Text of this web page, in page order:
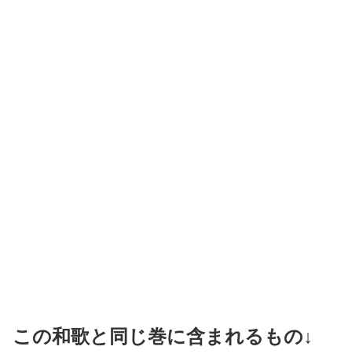
この和歌と同じ巻に含まれるもの↓